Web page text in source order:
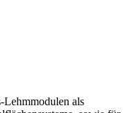
Lehmmodulen als